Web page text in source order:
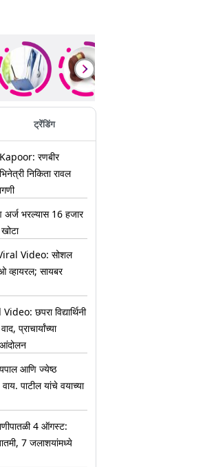
ट्रेंडिंग
रणबीर
निकिता रावल
अर्ज भरल्यास 16 हजार
Video: सोशल
व्हायरल; सायबर
छपरा विद्यार्थिनी
प्राचार्यांच्या
आंदोलन
आणि ज्येष्ठ
पाटील यांचे वयाच्या
4 ऑगस्ट:
7 जलाशयांमध्ये